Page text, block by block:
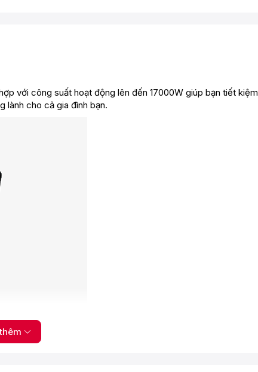
với công suất hoạt động lên đến 17000W giúp bạn tiết kiệm
lành cho cả gia đình bạn.